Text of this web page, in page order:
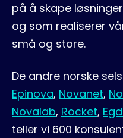
på å skape
og som realiserer
små og store.
De andre norske
Epinova, Novanet,
Novalab, Rocket,
teller vi 600